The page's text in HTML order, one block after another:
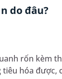
do đâu?
rốn kèm
hóa được,